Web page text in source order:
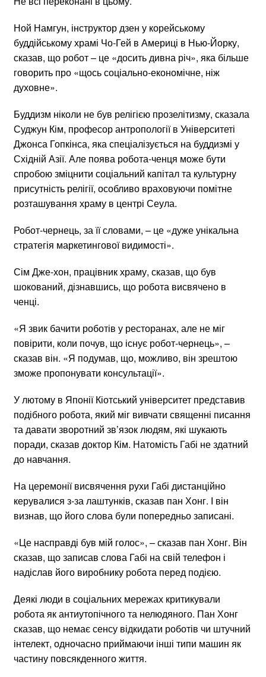
Ной Намгун, інструктор дзен у корейському
буддійському храмі Чо-Гей в Америці в Нью-Йорку,
сказав, що робот – це «досить дивна річ», яка більше
говорить про «щось соціально-економічне, ніж
духовне».
Буддизм ніколи не був релігією прозелітизму, сказала
Суджун Кім, професор антропології в Університеті
Джонса Гопкінса, яка спеціалізується на буддизмі у
Східній Азії. Але поява робота-ченця може бути
спробою зміцнити соціальний капітал та культурну
присутність релігії, особливо враховуючи помітне
розташування храму в центрі Сеула.
Робот-чернець, за її словами, – це «дуже унікальна
стратегія маркетингової видимості».
Сім Дже-хон, працівник храму, сказав, що був
шокований, дізнавшись, що робота висвячено в
ченці.
«Я звик бачити роботів у ресторанах, але не міг
повірити, коли почув, що існує робот-чернець», –
сказав він. «Я подумав, що, можливо, він зрештою
зможе пропонувати консультації».
У лютому в Японії Кіотський університет представив
подібного робота, який міг вивчати священні писання
та давати зворотний зв’язок людям, які шукають
поради, сказав доктор Кім. Натомість Габі не здатний
до навчання.
На церемонії висвячення рухи Габі дистанційно
керувалися з-за лаштунків, сказав пан Хонг. І він
визнав, що його слова були попередньо записані.
«Це насправді був мій голос», – сказав пан Хонг. Він
сказав, що записав слова Габі на свій телефон і
надіслав його виробнику робота перед подією.
Деякі люди в соціальних мережах критикували
робота як антиутопічного та нелюдяного. Пан Хонг
сказав, що немає сенсу відкидати роботів чи штучний
інтелект, одночасно приймаючи інші типи машин як
частину повсякденного життя.